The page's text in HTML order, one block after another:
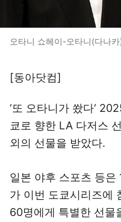
오타니 쇼헤이-오타니(다나
[동아닷컴]
‘또 오타니가 쐈다‘
쿄로 향한 LA 다저스
외의 선물을 받았다.
일본 야후 스포츠 등은
가 이번 도쿄시리즈에
60명에게 특별한 선물